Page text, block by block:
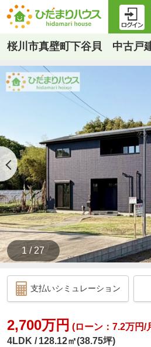
桜川市真壁町下谷貝 中古戸
1 / 27
支払いシミュレーション
2,700万円 (ローン：7.2万円/
4LDK
128.12㎡(38.75坪)